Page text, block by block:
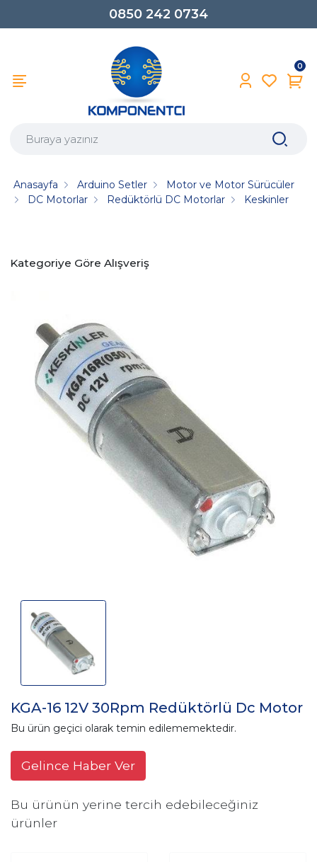
0850 242 0734
0
Anasayfa Arduino Setler
Motor ve Motor Sürücüler
DC Motorlar
Redüktörlü DC Motorlar Keskinler
Kategoriye Göre Alışveriş
KGA-16 12V 30Rpm Redüktörlü Dc Motor
Bu ürün geçici olarak temin edilememektedir.
Gelince Haber Ver
Bu ürünün yerine tercih edebileceğiniz
ürünler